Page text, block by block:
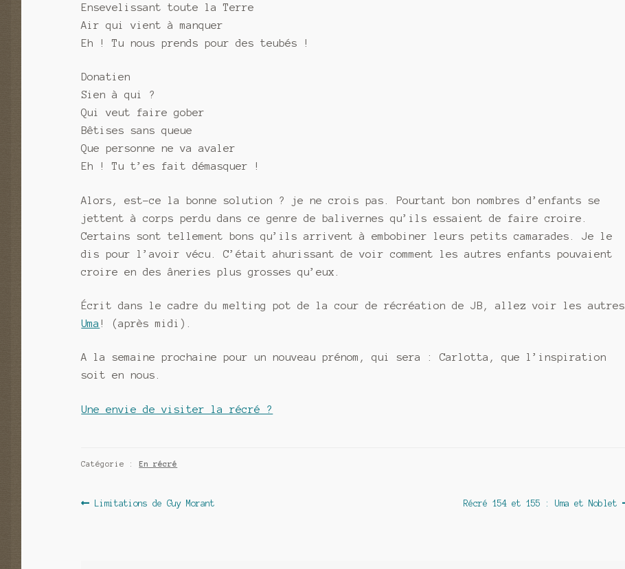
Ensevelissant toute la Terre
Air qui vient à manquer
Eh ! Tu nous prends pour des teubés !
Donatien
Sien à qui ?
Qui veut faire gober
Bêtises sans queue
Que personne ne va avaler
Eh ! Tu t’es fait démasquer !
Alors, est-ce la bonne solution ? je ne crois pas. Pourtant bon nombres d’enfants se
jettent à corps perdu dans ce genre de balivernes qu’ils essaient de faire croire.
Certains sont tellement bons qu’ils arrivent à embobiner leurs petits camarades. Je le
dis pour l’avoir vécu. C’était ahurissant de voir comment les autres enfants pouvaient
croire en des âneries plus grosses qu’eux.
Écrit dans le cadre du melting pot de la cour de récréation de JB, allez voir les autres
Uma ! (après midi).
A la semaine prochaine pour un nouveau prénom, qui sera : Carlotta, que l’inspiration
soit en nous.
Une envie de visiter la récré ?
Catégorie :En récré
Navigation
Article
Limitations de Guy Morant
Article
Récré 154 et 155 : Uma et Noblet